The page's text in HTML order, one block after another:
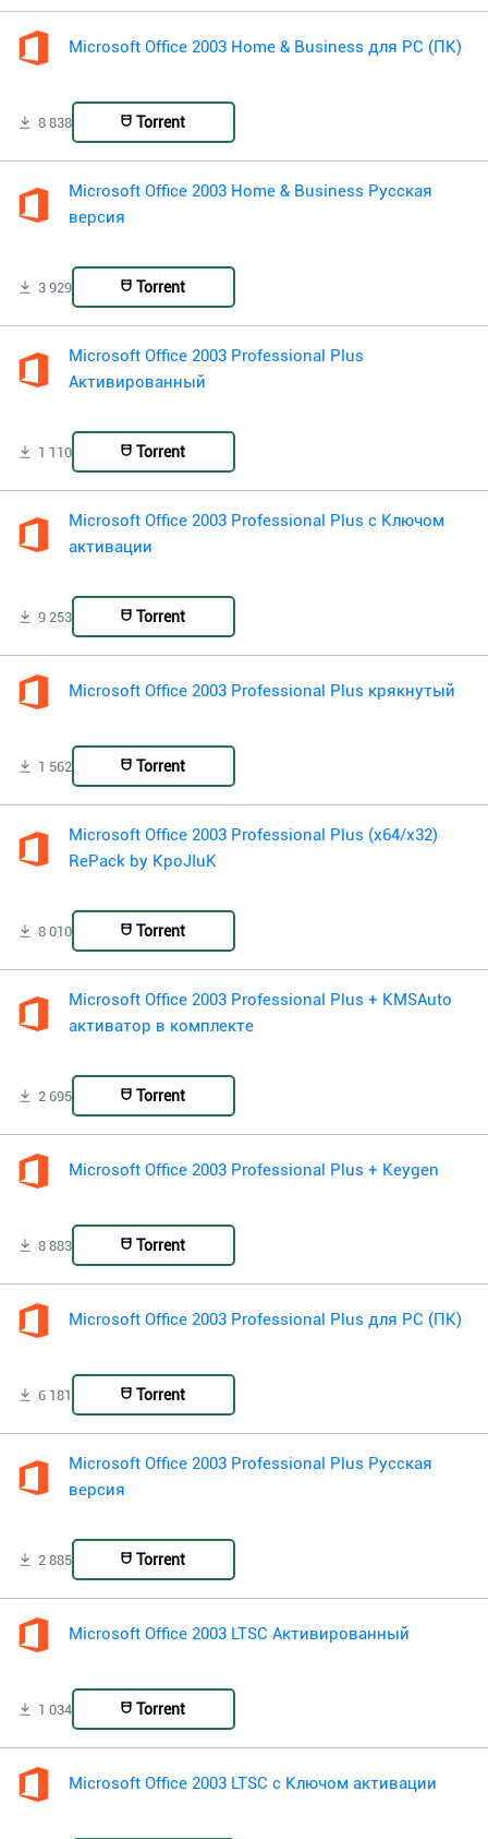
Microsoft Office 2003 Home & Business для PC (ПК)
8 838 Torrent
Microsoft Office 2003 Home & Business Русская
версия
3 929 Torrent
Microsoft Office 2003 Professional Plus
Активированный
1 110 Torrent
Microsoft Office 2003 Professional Plus с Ключом
активации
9 253 Torrent
Microsoft Office 2003 Professional Plus крякнутый
1 562 Torrent
Microsoft Office 2003 Professional Plus (x64/x32)
RePack by KpoJIuK
8 010 Torrent
Microsoft Office 2003 Professional Plus + KMSAuto
активатор в комплекте
2 695 Torrent
Microsoft Office 2003 Professional Plus + Keygen
8 883 Torrent
Microsoft Office 2003 Professional Plus для PC (ПК)
6 181 Torrent
Microsoft Office 2003 Professional Plus Русская
версия
2 885 Torrent
Microsoft Office 2003 LTSC Активированный
1 034 Torrent
Microsoft Office 2003 LTSC с Ключом активации